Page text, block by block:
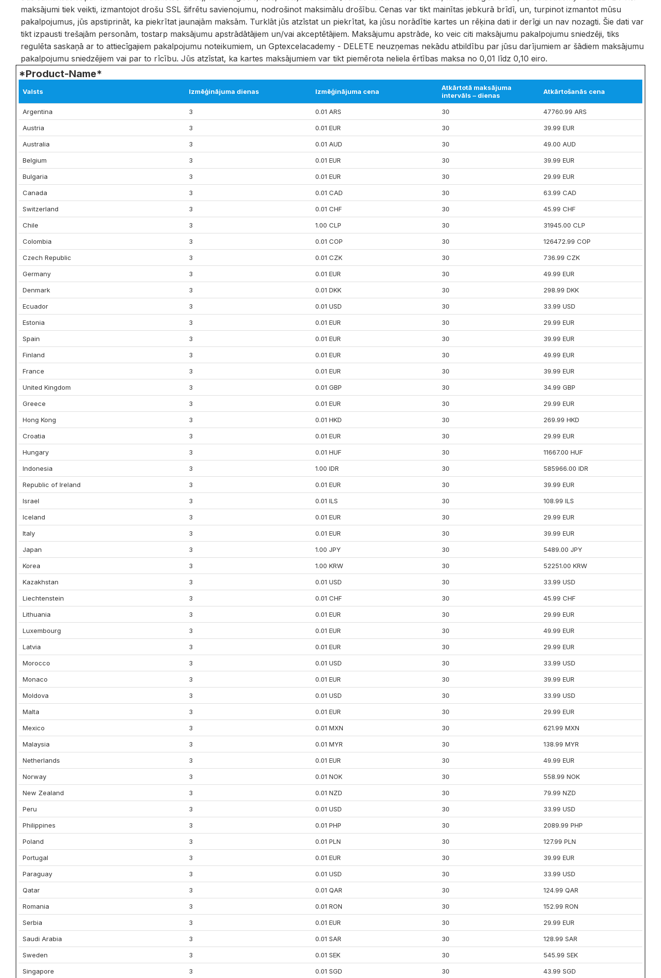
maksājumi tiek veikti, izmantojot drošu SSL šifrētu savienojumu, nodrošinot maksimālu drošību. Cenas var tikt mainītas jebkurā brīdī, un, turpinot izmantot mūsu
pakalpojumus, jūs apstiprināt, ka piekrītat jaunajām maksām. Turklāt jūs atzīstat un piekrītat, ka jūsu norādītie kartes un rēķina dati ir derīgi un nav nozagti. Šie dati var
tikt izpausti trešajām personām, tostarp maksājumu apstrādātājiem un/vai akceptētājiem. Maksājumu apstrāde, ko veic citi maksājumu pakalpojumu sniedzēji, tiks
regulēta saskaņā ar to attiecīgajiem pakalpojumu noteikumiem, un Gptexcelacademy - DELETE neuzņemas nekādu atbildību par jūsu darījumiem ar šādiem maksājumu
pakalpojumu sniedzējiem vai par to rīcību. Jūs atzīstat, ka kartes maksājumiem var tikt piemērota neliela ērtības maksa no 0,01 līdz 0,10 eiro.
*Product-Name*
Valsts Izmēģinājuma dienas Izmēģinājuma cena
Atkārtotā maksājuma
intervāls – dienas
Atkārtošanās cena
Argentina 3 0.01 ARS 30 47760.99 ARS
Austria 3 0.01 EUR 30 39.99 EUR
Australia 3 0.01 AUD 30 49.00 AUD
Belgium 3 0.01 EUR 30 39.99 EUR
Bulgaria 3 0.01 EUR 30 29.99 EUR
Canada 3 0.01 CAD 30 63.99 CAD
Switzerland 3 0.01 CHF 30 45.99 CHF
Chile 3 1.00 CLP 30 31945.00 CLP
Colombia 3 0.01 COP 30 126472.99 COP
Czech Republic 3 0.01 CZK 30 736.99 CZK
Germany 3 0.01 EUR 30 49.99 EUR
Denmark 3 0.01 DKK 30 298.99 DKK
Ecuador 3 0.01 USD 30 33.99 USD
Estonia 3 0.01 EUR 30 29.99 EUR
Spain 3 0.01 EUR 30 39.99 EUR
Finland 3 0.01 EUR 30 49.99 EUR
France 3 0.01 EUR 30 39.99 EUR
United Kingdom 3 0.01 GBP 30 34.99 GBP
Greece 3 0.01 EUR 30 29.99 EUR
Hong Kong 3 0.01 HKD 30 269.99 HKD
Croatia 3 0.01 EUR 30 29.99 EUR
Hungary 3 0.01 HUF 30 11667.00 HUF
Indonesia 3 1.00 IDR 30 585966.00 IDR
Republic of Ireland 3 0.01 EUR 30 39.99 EUR
Israel 3 0.01 ILS 30 108.99 ILS
Iceland 3 0.01 EUR 30 29.99 EUR
Italy 3 0.01 EUR 30 39.99 EUR
Japan 3 1.00 JPY 30 5489.00 JPY
Korea 3 1.00 KRW 30 52251.00 KRW
Kazakhstan 3 0.01 USD 30 33.99 USD
Liechtenstein 3 0.01 CHF 30 45.99 CHF
Lithuania 3 0.01 EUR 30 29.99 EUR
Luxembourg 3 0.01 EUR 30 49.99 EUR
Latvia 3 0.01 EUR 30 29.99 EUR
Morocco 3 0.01 USD 30 33.99 USD
Monaco 3 0.01 EUR 30 39.99 EUR
Moldova 3 0.01 USD 30 33.99 USD
Malta 3 0.01 EUR 30 29.99 EUR
Mexico 3 0.01 MXN 30 621.99 MXN
Malaysia 3 0.01 MYR 30 138.99 MYR
Netherlands 3 0.01 EUR 30 49.99 EUR
Norway 3 0.01 NOK 30 558.99 NOK
New Zealand 3 0.01 NZD 30 79.99 NZD
Peru 3 0.01 USD 30 33.99 USD
Philippines 3 0.01 PHP 30 2089.99 PHP
Poland 3 0.01 PLN 30 127.99 PLN
Portugal 3 0.01 EUR 30 39.99 EUR
Paraguay 3 0.01 USD 30 33.99 USD
Qatar 3 0.01 QAR 30 124.99 QAR
Romania 3 0.01 RON 30 152.99 RON
Serbia 3 0.01 EUR 30 29.99 EUR
Saudi Arabia 3 0.01 SAR 30 128.99 SAR
Sweden 3 0.01 SEK 30 545.99 SEK
Singapore 3 0.01 SGD 30 43.99 SGD